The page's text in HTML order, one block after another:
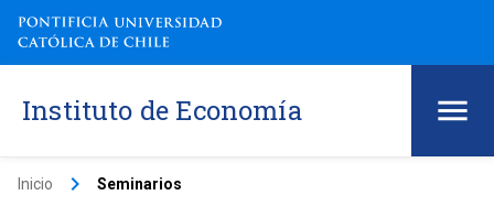
Instituto de Economía
Inicio keyboard_arrow_right Seminarios